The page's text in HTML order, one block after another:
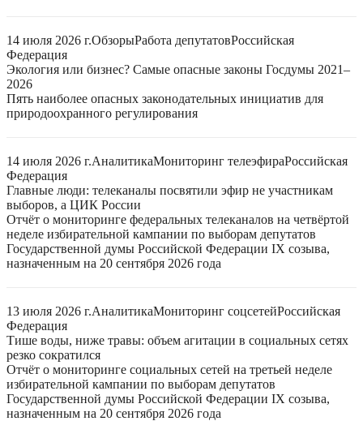
14 июля 2026 г.ОбзорыРабота депутатовРоссийская
Федерация
Экология или бизнес? Самые опасные законы Госдумы 2021–
2026
Пять наиболее опасных законодательных инициатив для
природоохранного регулирования
14 июля 2026 г.АналитикаМониторинг телеэфираРоссийская
Федерация
Главные люди: телеканалы посвятили эфир не участникам
выборов, а ЦИК России
Отчёт о мониторинге федеральных телеканалов на четвёртой
неделе избирательной кампании по выборам депутатов
Государственной думы Российской Федерации IX созыва,
назначенным на 20 сентября 2026 года
13 июля 2026 г.АналитикаМониторинг соцсетейРоссийская
Федерация
Тише воды, ниже травы: объем агитации в социальных сетях
резко сократился
Отчёт о мониторинге социальных сетей на третьей неделе
избирательной кампании по выборам депутатов
Государственной думы Российской Федерации IX созыва,
назначенным на 20 сентября 2026 года